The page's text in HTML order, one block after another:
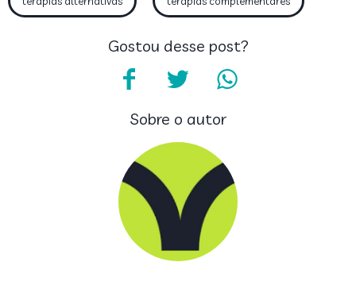
Gostou desse post?
Sobre o autor